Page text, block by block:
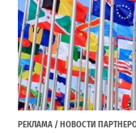
РЕКЛАМА / НОВОСТИ